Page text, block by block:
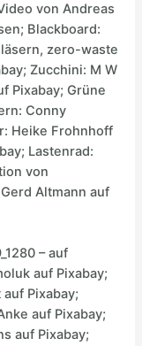
von Andreas
Blackboard:
zero-waste
Zucchini: M W
Pixabay; Grüne
Conny
Heike Frohnhoff
Lastenrad:
von
Altmann auf
– auf
auf Pixabay;
Pixabay;
auf Pixabay;
auf Pixabay;